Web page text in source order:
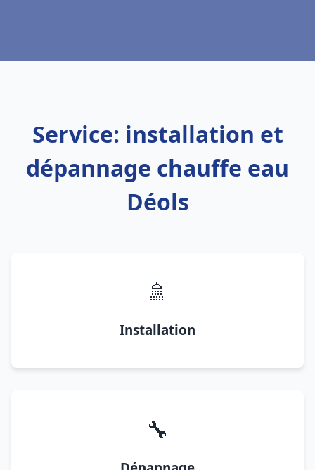
Service: installation et
dépannage chauffe eau
Déols
🚿
Installation
🔧